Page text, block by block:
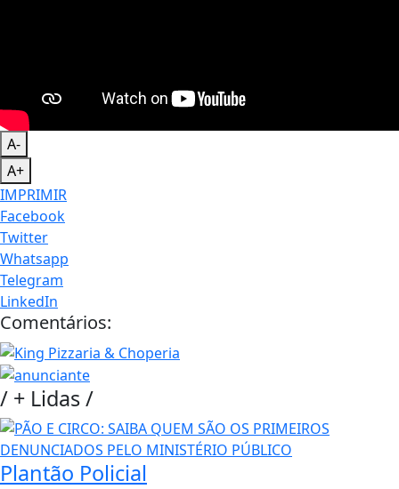
A-
A+
IMPRIMIR
Facebook
Twitter
Whatsapp
Telegram
LinkedIn
Comentários:
/ + Lidas/
Plantão Policial